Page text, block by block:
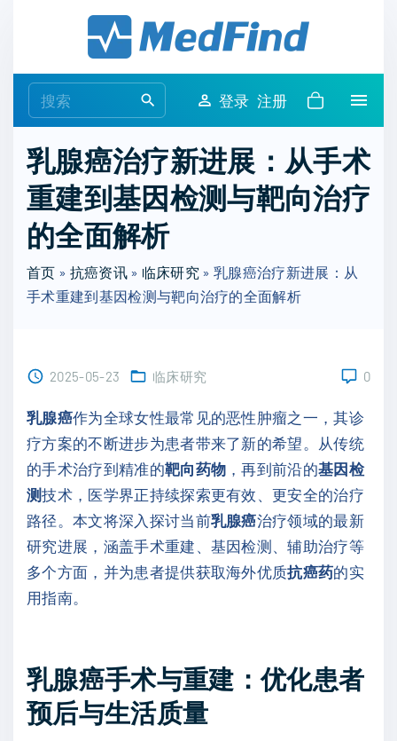
e
r
c
h
f
r
:
登录 注册
乳腺癌治疗新进展：从手术
重建到基因检测与靶向治疗
的全面解析
首页 » 抗癌资讯» 临床研究 »乳腺癌治疗新进展：从
手术重建到基因检测与靶向治疗的全面解析
2025-05-23 临床研究 0
乳腺癌作为全球女性最常见的恶性肿瘤之一，其诊
疗方案的不断进步为患者带来了新的希望。从传统
的手术治疗到精准的靶向药物 ，再到前沿的基因检
测技术，医学界正持续探索更有效、更安全的治疗
路径。本文将深入探讨当前乳腺癌治疗领域的最新
研究进展，涵盖手术重建、基因检测、辅助治疗等
多个方面，并为患者提供获取海外优质抗癌药的实
用指南。
乳腺癌手术与重建：优化患者
预后与生活质量